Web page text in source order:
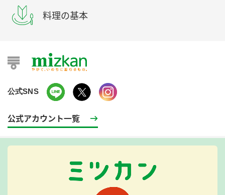
料理の基本
公式SNS
公式アカウント一覧